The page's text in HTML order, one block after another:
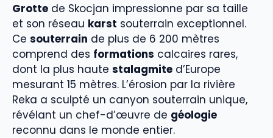
Grotte de Skocjan impressionne par sa taille
et son réseau karst souterrain exceptionnel.
Ce souterrain de plus de 6 200 mètres
comprend des formations calcaires rares,
dont la plus haute stalagmite d’Europe
mesurant 15 mètres. L’érosion par la rivière
Reka a sculpté un canyon souterrain unique,
révélant un chef-d’œuvre de géologie
reconnu dans le monde entier.